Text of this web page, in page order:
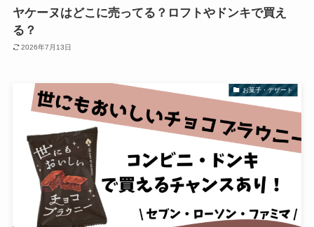
ヤケーヌはどこに売ってる？ロフトやドンキで買え
る？
2026年7月13日
お菓子・デザート